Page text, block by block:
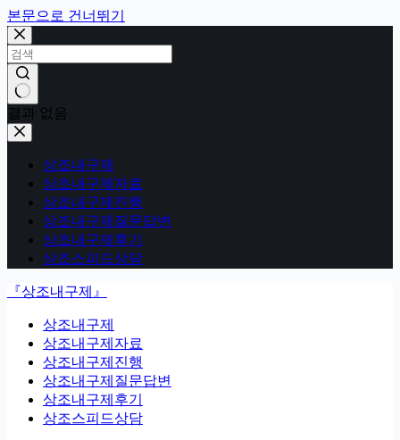
본문으로 건너뛰기
결과 없음
상조내구제
상조내구제자료
상조내구제진행
상조내구제질문답변
상조내구제후기
상조스피드상담
『상조내구제』
상조내구제
상조내구제자료
상조내구제진행
상조내구제질문답변
상조내구제후기
상조스피드상담